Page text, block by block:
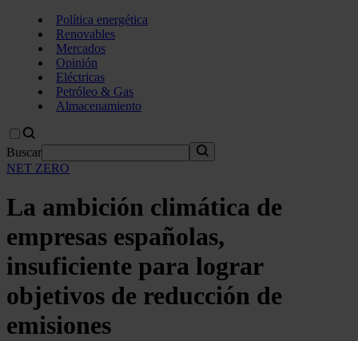
Política energética
Renovables
Mercados
Opinión
Eléctricas
Petróleo & Gas
Almacenamiento
Buscar
NET ZERO
La ambición climática de
empresas españolas,
insuficiente para lograr
objetivos de reducción de
emisiones